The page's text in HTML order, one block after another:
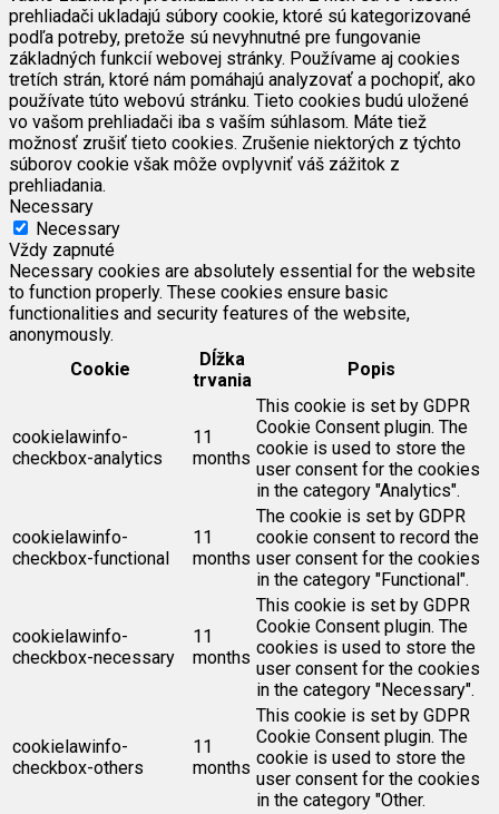
prehliadači ukladajú súbory cookie, ktoré sú kategorizované
podľa potreby, pretože sú nevyhnutné pre fungovanie
základných funkcií webovej stránky. Používame aj cookies
tretích strán, ktoré nám pomáhajú analyzovať a pochopiť, ako
používate túto webovú stránku. Tieto cookies budú uložené
vo vašom prehliadači iba s vaším súhlasom. Máte tiež
možnosť zrušiť tieto cookies. Zrušenie niektorých z týchto
súborov cookie však môže ovplyvniť váš zážitok z
prehliadania.
Necessary
Necessary
Vždy zapnuté
Necessary cookies are absolutely essential for the website
to function properly. These cookies ensure basic
functionalities and security features of the website,
anonymously.
Cookie
Dĺžka
trvania
Popis
cookielawinfo-
checkbox-analytics
11
months
This cookie is set by GDPR
Cookie Consent plugin. The
cookie is used to store the
user consent for the cookies
in the category "Analytics".
cookielawinfo-
checkbox-functional
11
months
The cookie is set by GDPR
cookie consent to record the
user consent for the cookies
in the category "Functional".
cookielawinfo-
checkbox-necessary
11
months
This cookie is set by GDPR
Cookie Consent plugin. The
cookies is used to store the
user consent for the cookies
in the category "Necessary".
cookielawinfo-
checkbox-others
11
months
This cookie is set by GDPR
Cookie Consent plugin. The
cookie is used to store the
user consent for the cookies
in the category "Other.